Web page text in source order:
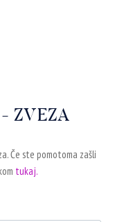
ZVEZA
Če ste pomotoma zašli
tukaj.